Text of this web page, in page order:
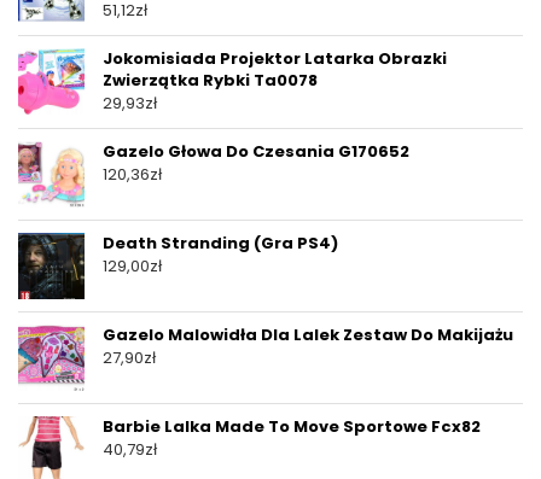
51,12zł
Jokomisiada Projektor Latarka Obrazki
Zwierzątka Rybki Ta0078
29,93zł
Gazelo Głowa Do Czesania G170652
120,36zł
Death Stranding (Gra PS4)
129,00zł
Gazelo Malowidła Dla Lalek Zestaw Do Makijażu
27,90zł
Barbie Lalka Made To Move Sportowe Fcx82
40,79zł